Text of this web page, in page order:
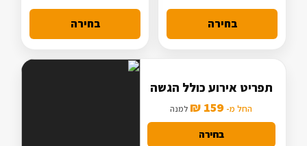
מנה עיקרית בסיסית
בחירה
מנה עיקרית מורחבת
בחירה
תפריט אירוע כולל הגשה
החל מ- 159 ₪ למנה
בחירה